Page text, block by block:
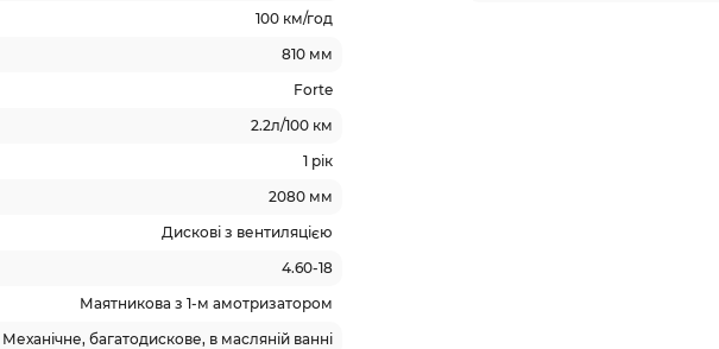
100 км/год
810 мм
Forte
2.2л/100 км
1 рік
2080 мм
Дискові з вентиляцією
4.60-18
Маятникова з 1-м амотризатором
Механічне, багатодискове, в масляній ванні